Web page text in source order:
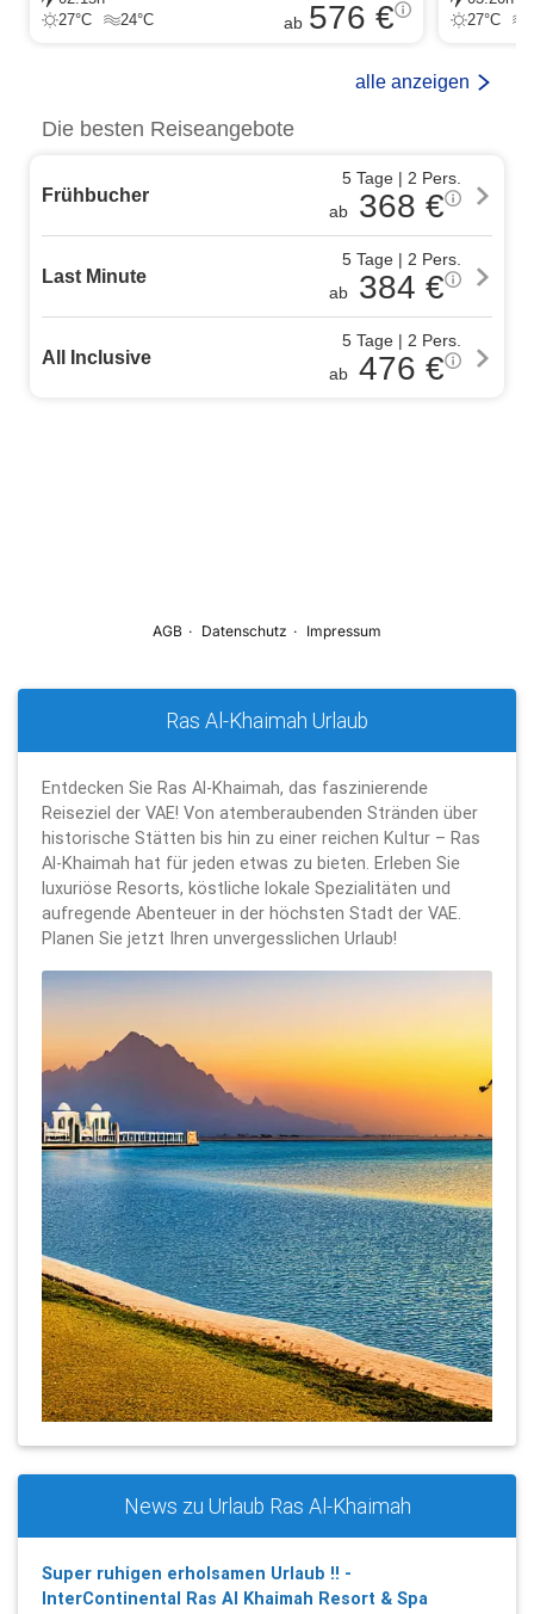
Ras Al-Khaimah Urlaub
Entdecken Sie Ras Al-Khaimah, das faszinierende
Reiseziel der VAE! Von atemberaubenden Stränden über
historische Stätten bis hin zu einer reichen Kultur – Ras
Al-Khaimah hat für jeden etwas zu bieten. Erleben Sie
luxuriöse Resorts, köstliche lokale Spezialitäten und
aufregende Abenteuer in der höchsten Stadt der VAE.
Planen Sie jetzt Ihren unvergesslichen Urlaub!
News zu Urlaub Ras Al-Khaimah
Super ruhigen erholsamen Urlaub !! -
InterContinental Ras Al Khaimah Resort & Spa